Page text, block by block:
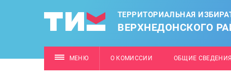
ТЕРРИТОРИАЛЬНАЯ
ВЕРХНЕДОНСКОГО
МЕНЮ О КОМИССИИ ОБЩИЕ СВЕДЕНИЯ